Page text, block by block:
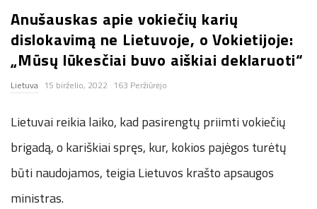
n
.
n
e
t
Anušauskas apie vokiečių karių
dislokavimą ne Lietuvoje, o Vokietijoje:
„Mūsų lūkesčiai buvo aiškiai deklaruoti“
Lietuva 15 birželio, 2022 163 Peržiūrėjo
Lietuvai reikia laiko, kad pasirengtų priimti vokiečių
brigadą, o kariškiai spręs, kur, kokios pajėgos turėtų
būti naudojamos, teigia Lietuvos krašto apsaugos
ministras.